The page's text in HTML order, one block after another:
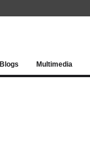
Blogs Multimedia